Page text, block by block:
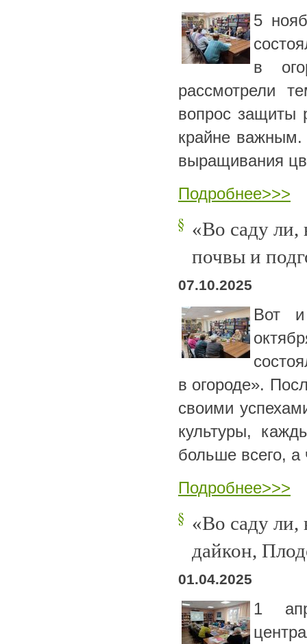
5
в
рассмотрели
вопрос защиты
крайне
выращивания
Подробнее>>>
«Во саду ли,
почвы и
07.10.2025
Вот и
в огороде».
своими
культуры,
больше всего,
Подробнее>>>
«Во саду ли,
дайкон,
01.04.2025
1